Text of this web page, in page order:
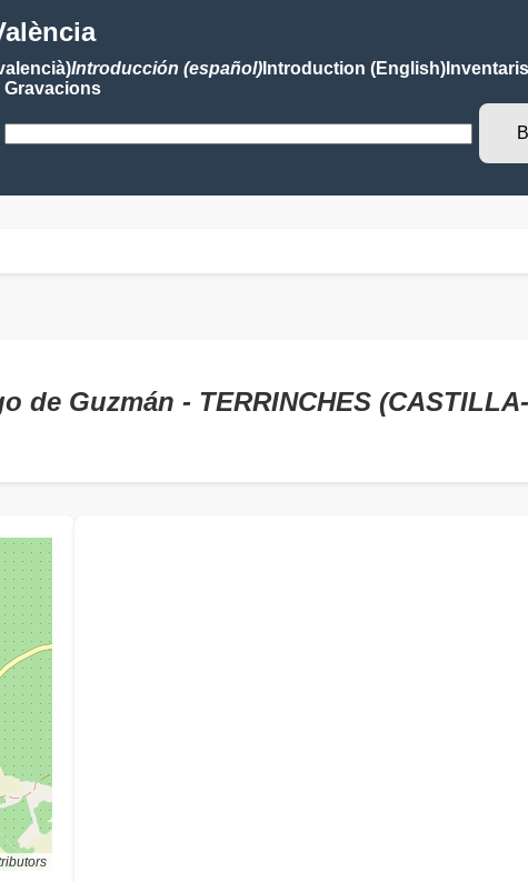
Introducción (español)Introduction (English)Inventaris
Gravacions
de Guzmán - TERRINCHES